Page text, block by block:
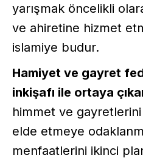
yarışmak öncelikli
ve ahiretine hizmet
islamiye budur.
Hamiyet ve gayret
inkişafı ile ortaya
himmet ve
elde etmeye
menfaatlerini ikinci